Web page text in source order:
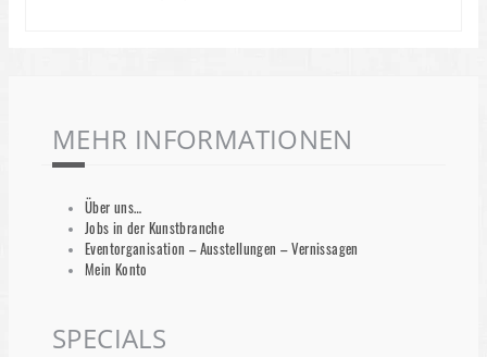
MEHR INFORMATIONEN
Über uns…
Jobs in der Kunstbranche
Eventorganisation – Ausstellungen – Vernissagen
Mein Konto
SPECIALS